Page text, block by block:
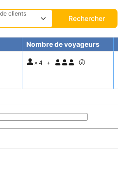
clients
Rechercher
Nombre de voyageurs
× 4 +